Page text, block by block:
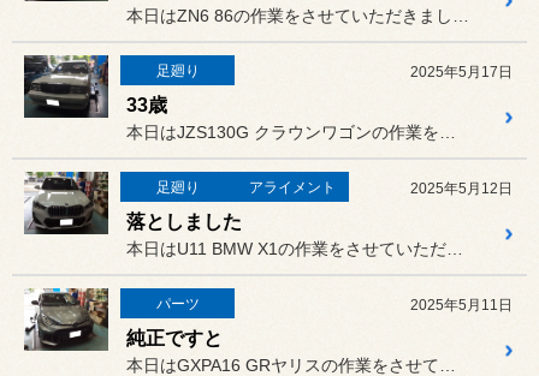
足廻り 2025年5月17日
33歳
足廻り アライメント 2025年5月12日
落としました
パーツ 2025年5月11日
純正ですと